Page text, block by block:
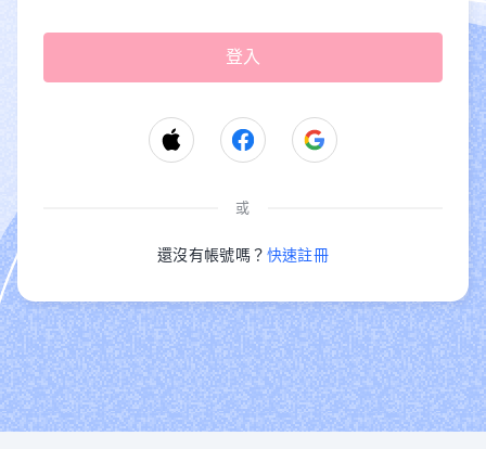
或
還沒有帳號嗎？ 快速註冊